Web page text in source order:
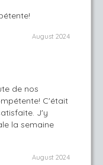
August 2024
de nos
C'était
J'y
la semaine
August 2024